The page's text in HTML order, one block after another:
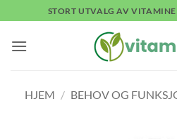
to
content
STORT UTVALG AV
HJEM / BEHOV OG